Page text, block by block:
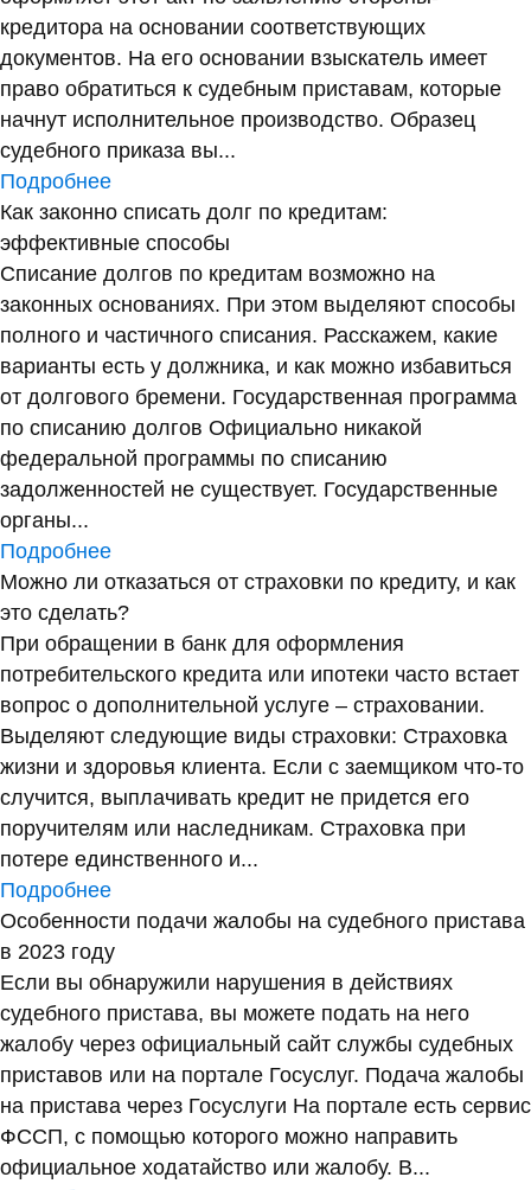
кредитора на основании соответствующих
документов. На его основании взыскатель имеет
право обратиться к судебным приставам, которые
начнут исполнительное производство. Образец
судебного приказа вы...
Подробнее
Как законно списать долг по кредитам:
эффективные способы
Списание долгов по кредитам возможно на
законных основаниях. При этом выделяют способы
полного и частичного списания. Расскажем, какие
варианты есть у должника, и как можно избавиться
от долгового бремени. Государственная программа
по списанию долгов Официально никакой
федеральной программы по списанию
задолженностей не существует. Государственные
органы...
Подробнее
Можно ли отказаться от страховки по кредиту, и как
это сделать?
При обращении в банк для оформления
потребительского кредита или ипотеки часто встает
вопрос о дополнительной услуге – страховании.
Выделяют следующие виды страховки: Страховка
жизни и здоровья клиента. Если с заемщиком что-то
случится, выплачивать кредит не придется его
поручителям или наследникам. Страховка при
потере единственного и...
Подробнее
Особенности подачи жалобы на судебного пристава
в 2023 году
Если вы обнаружили нарушения в действиях
судебного пристава, вы можете подать на него
жалобу через официальный сайт службы судебных
приставов или на портале Госуслуг. Подача жалобы
на пристава через Госуслуги На портале есть сервис
ФССП, с помощью которого можно направить
официальное ходатайство или жалобу. В...